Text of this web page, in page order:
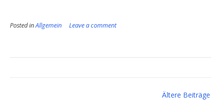
Posted inAllgemein Leave a comment
Ältere Beiträge